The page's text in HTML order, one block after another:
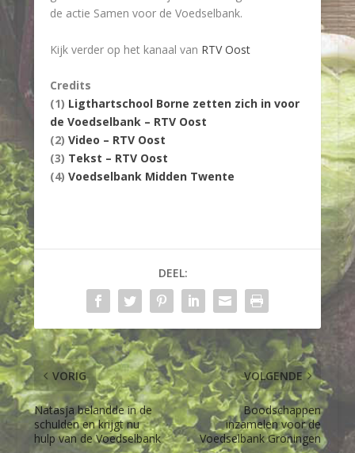
de actie Samen voor de Voedselbank.
Kijk verder op het kanaal van RTV Oost
Credits
(1) Ligthartschool Borne zetten zich in voor
de Voedselbank – RTV Oost
(2) Video – RTV Oost
(3) Tekst – RTV Oost
(4) Voedselbank Midden Twente
DEEL:
VORIG
Natasja belandde in de
schulden en krijgt nu
hulp van de Voedselbank
VOLGENDE
Boodschappen
inzamelen voor de
Voedselbank Groningen